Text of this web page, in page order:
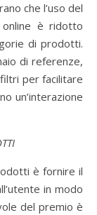
che l’uso del
è ridotto
di prodotti.
di referenze,
per facilitare
un’interazione
è fornire il
in modo
del premio è